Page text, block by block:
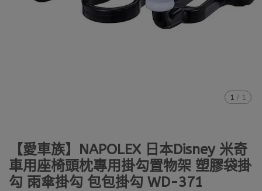
1 / 1
【愛車族】NAPOLEX 日本Disney 米奇
車用座椅頭枕專用掛勾置物架 塑膠袋掛
勾 雨傘掛勾 包包掛勾 WD-371